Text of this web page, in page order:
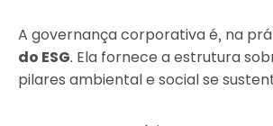
A governança corporativa é, na
do ESG. Ela fornece a estrutura
pilares ambiental e social se